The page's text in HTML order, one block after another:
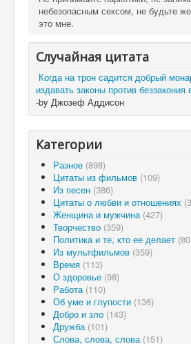
небезопасным сексом, не будьте
это мне.
Случайная цитата
Когда на трон садится добрый
издавать законы против беззакония
-by Джозеф Аддисон
Категории
Разное (898)
Цитаты из фильмов (109)
Из песен (386)
Цитаты о любви и отношениях
Женщина и мужчина (427)
Творчество (359)
Политика и те, кто ее делает
Из мультфильмов (359)
Время (113)
О здоровье (98)
Работа (110)
Об уме и глупости (136)
Добро и зло (143)
Дружба (101)
Слова, слова, слова (151)